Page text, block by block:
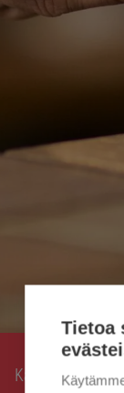
Kaisanet ›
Tietoa